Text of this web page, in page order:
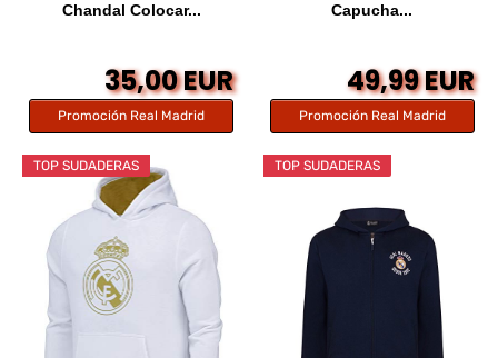
Chandal Colocar...
35,00 EUR
Promoción Real Madrid
Capucha...
49,99 EUR
Promoción Real Madrid
TOP SUDADERAS TOP SUDADERAS